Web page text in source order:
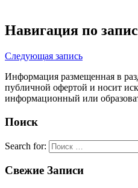
Навигация по
Следующая запись
Информация размещенная в
публичной офертой и носит
информационный или
Поиск
Search for:
Свежие Записи